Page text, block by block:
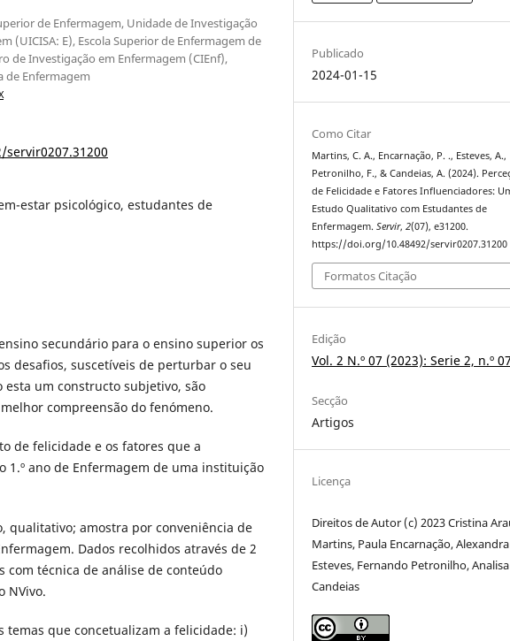
de Enfermagem, Unidade de Investigação
(UICISA: E), Escola Superior de Enfermagem de
de Investigação em Enfermagem (CIEnf),
de Enfermagem
estar psicológico, estudantes de
secundário para o ensino superior os
desafios, suscetíveis de perturbar o seu
um constructo subjetivo, são
compreensão do fenómeno.
de felicidade e os fatores que a
1.º ano de Enfermagem de uma instituição
qualitativo; amostra por conveniência de
Dados recolhidos através de 2
com técnica de análise de conteúdo
NVivo.
temas que concetualizam a felicidade: i)
Publicado
2024-01-15
Como Citar
Martins, C. A., Encarnação, P. ., Esteves, A.,
Petronilho, F., & Candeias, A. (2024).
de Felicidade e Fatores Influenciadores:
Estudo Qualitativo com Estudantes de
Enfermagem.Servir,2(07), e31200.
https://doi.org/10.48492/servir0207.31200
Formatos Citação
Edição
Vol. 2 N.º 07 (2023): Serie 2, n.º
Secção
Artigos
Licença
Direitos de Autor (c) 2023 Cristina
Martins, Paula Encarnação, Alexandra
Esteves, Fernando Petronilho, Analisa
Candeias